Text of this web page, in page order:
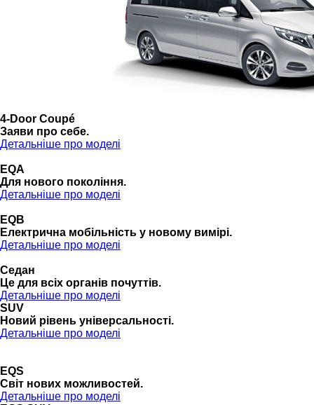
4-Door Coupé
Заяви про себе.
Детальніше про моделі
EQA
Для нового покоління.
Детальніше про моделі
EQB
Електрична мобільність у новому вимірі.
Детальніше про моделі
Седан
Це для всіх органів почуттів.
Детальніше про моделі
SUV
Новий рівень універсальності.
Детальніше про моделі
EQS
Cвіт нових можливостей.
Детальніше про моделі